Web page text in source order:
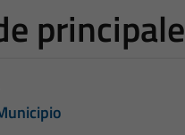
principale